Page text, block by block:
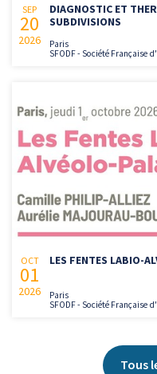
SEP
20
2026
DIAGNOSTIC ET
SUBDIVISIONS
Paris
SFODF - Société Française
OCT
01
2026
LES FENTES LABIO-
Paris
SFODF - Société Française
Tous